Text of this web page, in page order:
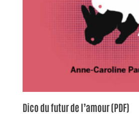
Dico du futur de l’amour (PDF)